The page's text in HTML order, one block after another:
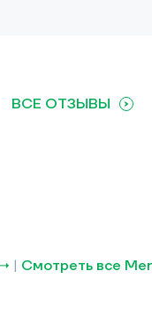
ВСЕ ОТЗЫВЫ
| Смотреть все